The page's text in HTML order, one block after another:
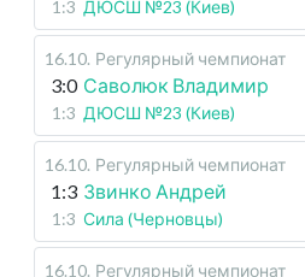
1:3 ДЮСШ №23 (Киев)
16.10. Регулярный чемпионат
3:0 Саволюк Владимир
1:3 ДЮСШ №23 (Киев)
16.10. Регулярный чемпионат
1:3 Звинко Андрей
1:3 Сила (Черновцы)
16.10. Регулярный чемпионат